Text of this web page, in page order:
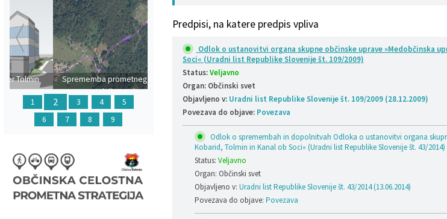
Predpisi, na katere predpis vpliva
Odlok o ustanovitvi organa skupne občinske uprave »Medobčinska
Soci« (Uradni list Republike Slovenije št. 109/2009)
Status:Veljavno
Organ: Občinski svet
Objavljeno v: Uradni list Republike Slovenije št. 109/2009 (28.12.2009)
Povezava do objave: Povezava
Odlok o spremembah in dopolnitvah Odloka o ustanovitvi organa
Kobarid, Tolmin in Kanal ob Soci« (Uradni list Republike Slovenije št. 43/2014)
Status: Veljavno
Organ: Občinski svet
Objavljeno v: Uradni list Republike Slovenije št. 43/2014 (13.06.2014)
Povezava do objave: Povezava
Sprememba prometnega režima v
dolino Polog
Prejšnja Naslednja
1 2 3 4
5
6
7 8 9